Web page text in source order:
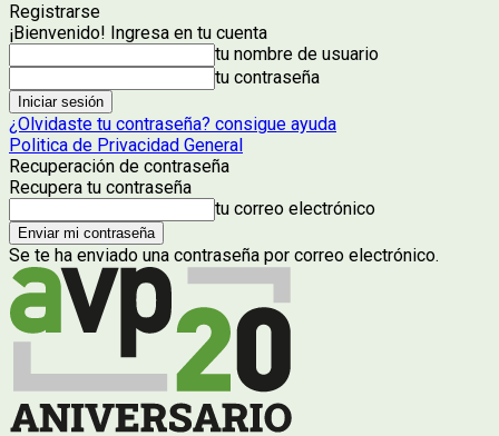
Registrarse
¡Bienvenido! Ingresa en tu cuenta
tu nombre de usuario
tu contraseña
¿Olvidaste tu contraseña? consigue ayuda
Politica de Privacidad General
Recuperación de contraseña
Recupera tu contraseña
tu correo electrónico
Se te ha enviado una contraseña por correo electrónico.